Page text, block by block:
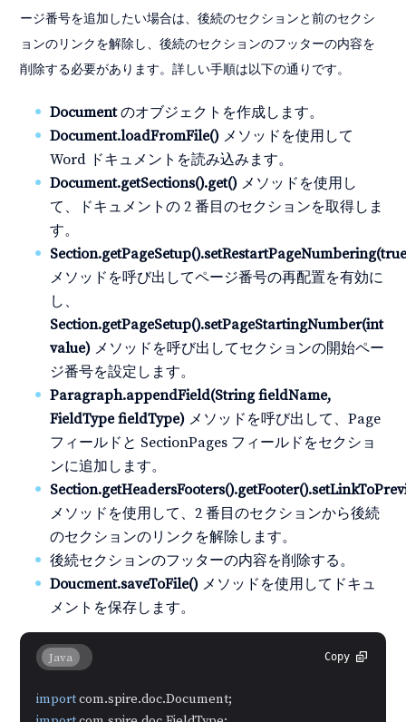
ージ番号を追加したい場合は、後続のセクションと前のセクシ
ョンのリンクを解除し、後続のセクションのフッターの内容を
削除する必要があります。詳しい手順は以下の通りです。
Documentのオブジェクトを作成します。
Document.loadFromFile() メソッドを使用して
Word ドキュメントを読み込みます。
Document.getSections().get() メソッドを使用し
て、ドキュメントの 2 番目のセクションを取得しま
す。
メソッドを呼び出してページ番号の再配置を有効に
し、
Section.getPageSetup().setPageStartingNumber(int
value) メソッドを呼び出してセクションの開始ペー
ジ番号を設定します。
Paragraph.appendField(String fieldName,
FieldType fieldType) メソッドを呼び出して、Page
フィールドと SectionPages フィールドをセクショ
ンに追加します。
メソッドを使用して、2 番目のセクションから後続
のセクションのリンクを解除します。
後続セクションのフッターの内容を削除する。
Doucment.saveToFile() メソッドを使用してドキュ
メントを保存します。
Java Copy
import